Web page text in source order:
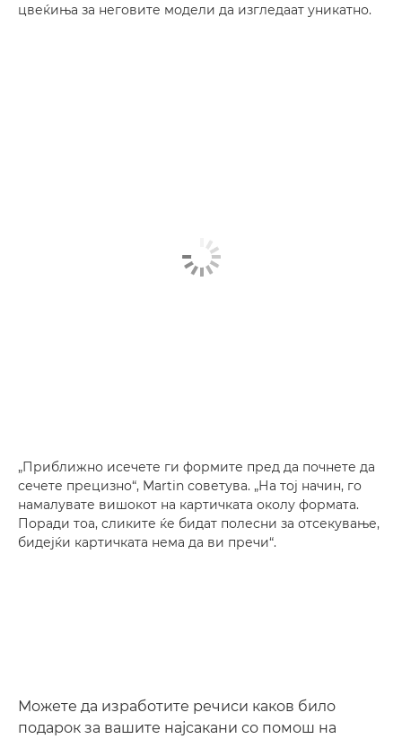
цвеќиња за неговите модели да изгледаат уникатно.
„Приближно исечете ги формите пред да почнете да
сечете прецизно“, Martin советува. „На тој начин, го
намалувате вишокот на картичката околу формата.
Поради тоа, сликите ќе бидат полесни за отсекување,
бидејќи картичката нема да ви пречи“.
Можете да изработите речиси каков било
подарок за вашите најсакани со помош на